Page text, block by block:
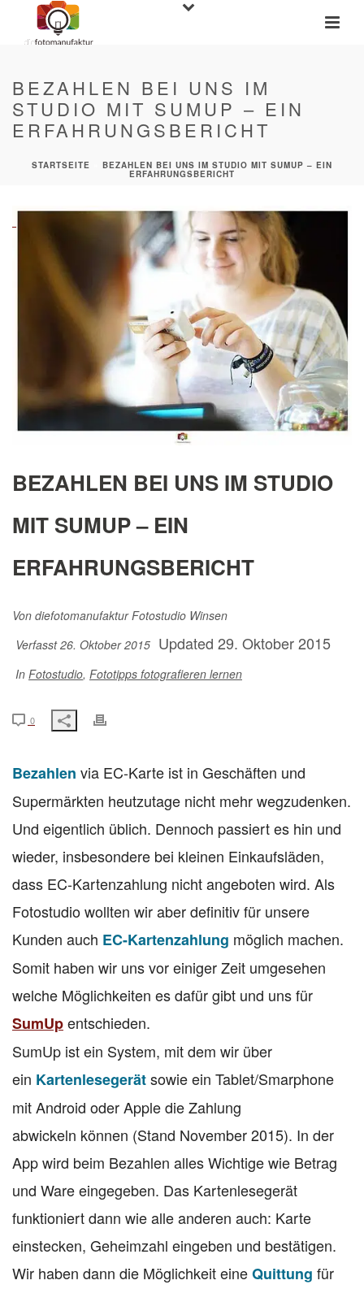
BEZAHLEN BEI UNS IM
STUDIO MIT SUMUP – EIN
ERFAHRUNGSBERICHT
STARTSEITE BEZAHLEN BEI UNS IM STUDIO MIT SUMUP – EIN
ERFAHRUNGSBERICHT
BEZAHLEN BEI UNS IM STUDIO
MIT SUMUP – EIN
ERFAHRUNGSBERICHT
Von diefotomanufaktur Fotostudio Winsen
Verfasst 26. Oktober 2015 Updated 29. Oktober 2015
In Fotostudio, Fototipps fotografieren lernen
0
Bezahlen via EC-Karte ist in Geschäften und
Supermärkten heutzutage nicht mehr wegzudenken.
Und eigentlich üblich. Dennoch passiert es hin und
wieder, insbesondere bei kleinen Einkaufsläden,
dass EC-Kartenzahlung nicht angeboten wird. Als
Fotostudio wollten wir aber definitiv für unsere
Kunden auch EC-Kartenzahlung möglich machen.
Somit haben wir uns vor einiger Zeit umgesehen
welche Möglichkeiten es dafür gibt und uns für
SumUpentschieden.
SumUp ist ein System, mit dem wir über
ein Kartenlesegerätsowie ein Tablet/Smarphone
mit Android oder Apple die Zahlung
abwickeln können (Stand November 2015). In der
App wird beim Bezahlen alles Wichtige wie Betrag
und Ware eingegeben. Das Kartenlesegerät
funktioniert dann wie alle anderen auch: Karte
einstecken, Geheimzahl eingeben und bestätigen.
Wir haben dann die Möglichkeit eineQuittung für